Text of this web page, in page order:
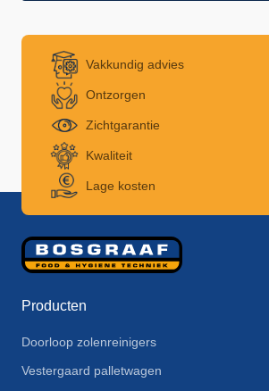
Vakkundig advies
Ontzorgen
Zichtgarantie
Kwaliteit
Lage kosten
Producten
Doorloop zolenreinigers
Vestergaard palletwagen